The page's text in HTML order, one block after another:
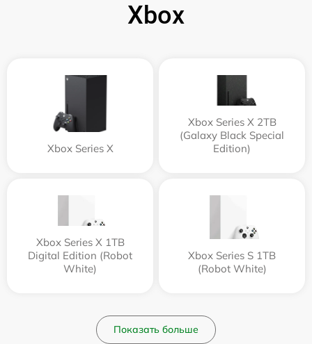
Xbox
Xbox Series X
Xbox Series X 2TB
(Galaxy Black Special
Edition)
Xbox Series X 1TB
Digital Edition (Robot
White)
Xbox Series S 1TB
(Robot White)
Показать больше